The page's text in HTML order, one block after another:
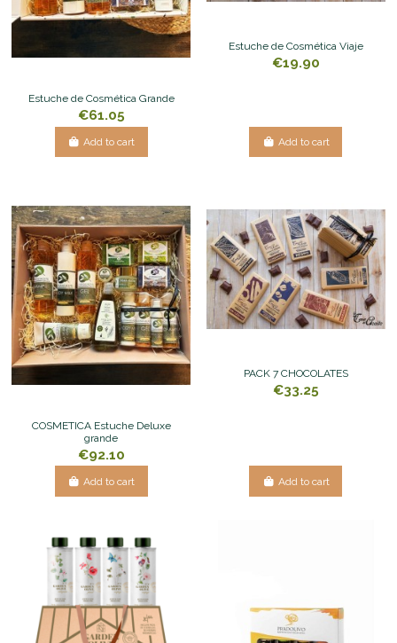
Estuche de Cosmética Grande
€61.05
Add to cart
Estuche de Cosmética Viaje
€19.90
Add to cart
COSMETICA Estuche Deluxe
grande
€92.10
Add to cart
PACK 7 CHOCOLATES
€33.25
Add to cart